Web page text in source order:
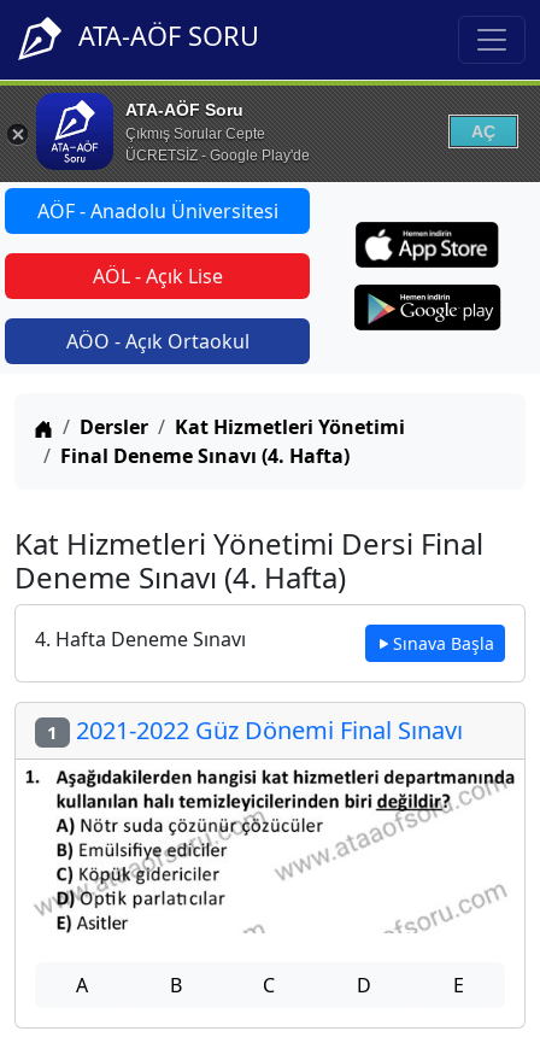
ATA-AÖF SORU
ATA-AÖF Soru
Çıkmış Sorular Cepte
ÜCRETSİZ - Google Play'de
AÇ
AÖF - Anadolu Üniversitesi
AÖL - Açık Lise
AÖO - Açık Ortaokul
Anasayfa
Dersler
Kat Hizmetleri Yönetimi
Final Deneme Sınavı (4. Hafta)
Kat Hizmetleri Yönetimi Dersi Final
Deneme Sınavı (4. Hafta)
4. Hafta Deneme Sınavı Sınava Başla
1 2021-2022 Güz Dönemi Final Sınavı
A B C D E